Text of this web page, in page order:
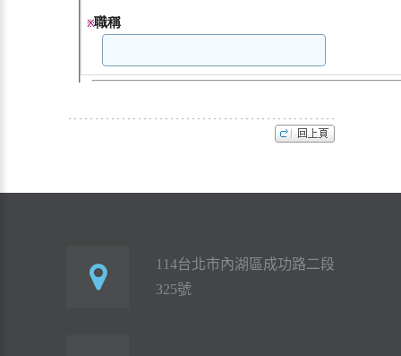
114台北市內湖區成功路二段
325號